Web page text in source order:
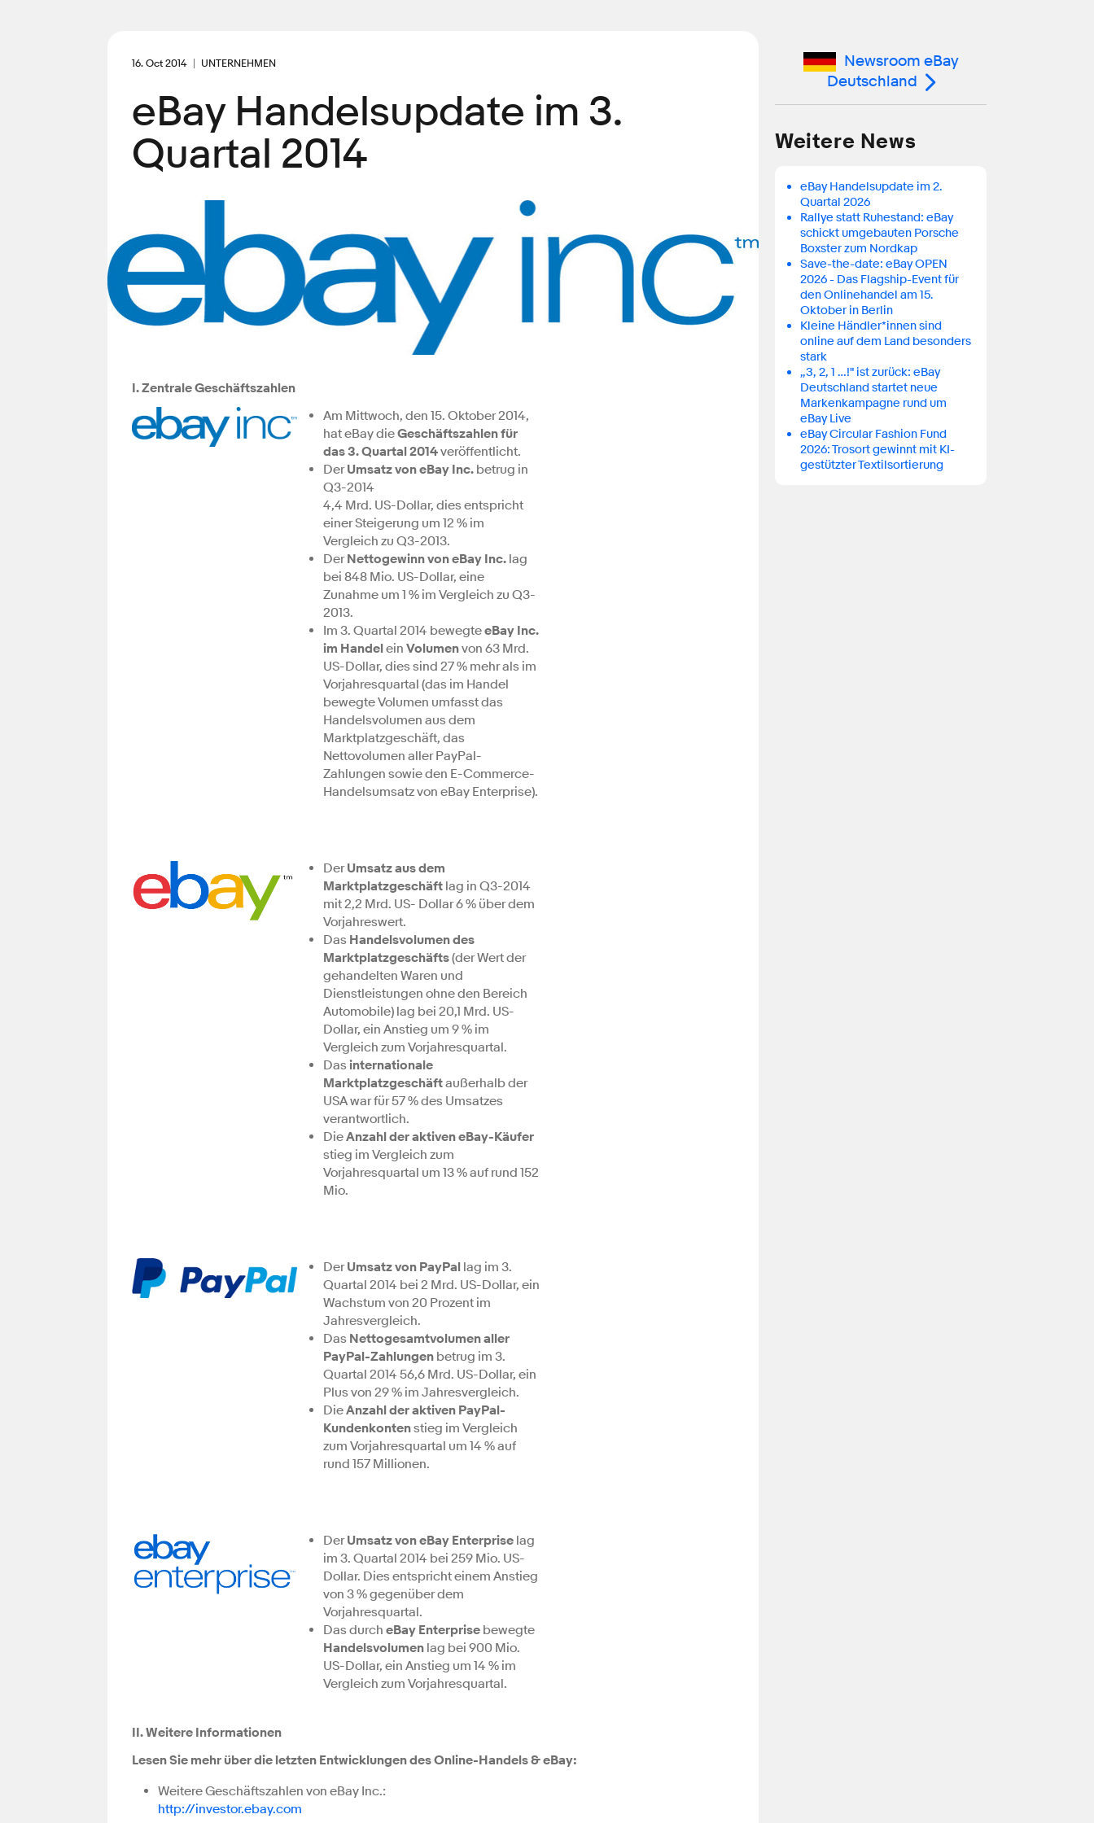
16. Oct 2014 UNTERNEHMEN
eBay Handelsupdate im 3.
Quartal 2014
I. Zentrale Geschäftszahlen
Am Mittwoch, den 15. Oktober 2014,
hat eBay dieGeschäftszahlen für
das 3. Quartal 2014veröffentlicht.
DerUmsatz von eBay Inc. betrug in
Q3-2014
4,4 Mrd. US-Dollar, dies entspricht
einer Steigerung um 12 % im
Vergleich zu Q3-2013.
DerNettogewinn von eBay Inc. lag
bei 848 Mio. US-Dollar, eine
Zunahme um 1 % im Vergleich zu Q3-
2013.
Im 3. Quartal 2014 bewegteeBay Inc.
im Handelein Volumenvon 63 Mrd.
US-Dollar, dies sind 27 % mehr als im
Vorjahresquartal (das im Handel
bewegte Volumen umfasst das
Handelsvolumen aus dem
Marktplatzgeschäft, das
Nettovolumen aller PayPal-
Zahlungen sowie den E-Commerce-
Handelsumsatz von eBay Enterprise).
DerUmsatz aus dem
Marktplatzgeschäft lag in Q3-2014
mit 2,2 Mrd. US- Dollar 6 % über dem
Vorjahreswert.
Das Handelsvolumen des
Marktplatzgeschäfts(der Wert der
gehandelten Waren und
Dienstleistungen ohne den Bereich
Automobile) lag bei 20,1 Mrd. US-
Dollar, ein Anstieg um 9 % im
Vergleich zum Vorjahresquartal.
Dasinternationale
Marktplatzgeschäftaußerhalb der
USA war für 57 % des Umsatzes
verantwortlich.
DieAnzahl der aktiven eBay-Käufer
stieg im Vergleich zum
Vorjahresquartal um 13 % auf rund 152
Mio.
DerUmsatz von PayPal lag im 3.
Quartal 2014 bei 2 Mrd. US-Dollar, ein
Wachstum von 20 Prozent im
Jahresvergleich.
Das Nettogesamtvolumen aller
PayPal-Zahlungen betrug im 3.
Quartal 2014 56,6 Mrd. US-Dollar, ein
Plus von 29 % im Jahresvergleich.
DieAnzahl der aktiven PayPal-
Kundenkontenstieg im Vergleich
zum Vorjahresquartal um 14 % auf
rund 157 Millionen.
DerUmsatz von eBay Enterprise lag
im 3. Quartal 2014 bei 259 Mio. US-
Dollar. Dies entspricht einem Anstieg
von 3 % gegenüber dem
Vorjahresquartal.
Das durch eBay Enterprise bewegte
Handelsvolumen lag bei 900 Mio.
US-Dollar, ein Anstieg um 14 % im
Vergleich zum Vorjahresquartal.
II.Weitere Informationen
Lesen Sie mehr über die letzten Entwicklungen des Online-Handels & eBay:
Weitere Geschäftszahlen von eBay Inc.:
http://investor.ebay.com
Newsroom eBay
Deutschland
Weitere News
eBay Handelsupdate im 2.
Quartal 2026
Rallye statt Ruhestand: eBay
schickt umgebauten Porsche
Boxster zum Nordkap
Save-the-date: eBay OPEN
2026 - Das Flagship-Event für
den Onlinehandel am 15.
Oktober in Berlin
Kleine Händler*innen sind
online auf dem Land besonders
stark
„3, 2, 1 …!" ist zurück: eBay
Deutschland startet neue
Markenkampagne rund um
eBay Live
eBay Circular Fashion Fund
2026: Trosort gewinnt mit KI-
gestützter Textilsortierung